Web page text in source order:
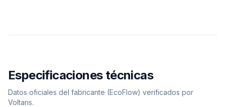
Especificaciones técnicas
Datos oficiales del fabricante (EcoFlow) verificados por
Voltaris.